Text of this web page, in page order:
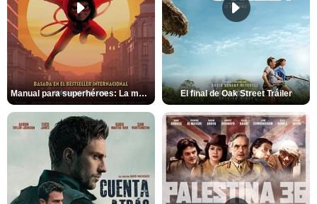
Manual para superhéroes: La máscara roja Tráiler El final de Oak Street Tráiler